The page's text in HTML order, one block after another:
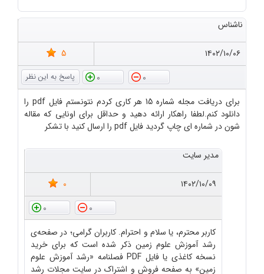
ناشناس
۱۴۰۲/۱۰/۰۶
5
0
0
برای دریافت مجله شماره 15 هر کاری کردم نتونستم فایل pdf را
دانلود کنم.لطفا راهکار ارائه دهید و حداقل برای اونایی که مقاله
شون در شماره ای چاپ گردید فایل pdf را ارسال کنید با تشکر
مدیر سایت
۱۴۰۲/۱۰/۰۹
0
0
0
کاربر محترم، یا سلام و احترام. کاربران گرامی؛ در صفحه‌ی
رشد آموزش علوم زمین ذکر شده است که برای خرید
نسخه کاغذی یا فایل PDF فصلنامه «رشد آموزش علوم
زمین» به صفحه فروش و اشتراک در سایت مجلات رشد